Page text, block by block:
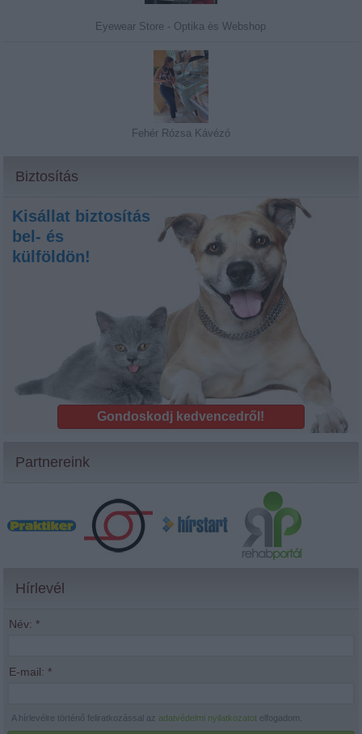
Eyewear Store - Optika ès Webshop
Fehér Rózsa Kávézó
Biztosítás
Kisállat biztosítás
bel- és
külföldön!
Gondoskodj kedvencedről!
Partnereink
Hírlevél
Név: *
E-mail: *
A hírlevélre történő feliratkozással azadatvédelmi nyilatkozatot elfogadom.